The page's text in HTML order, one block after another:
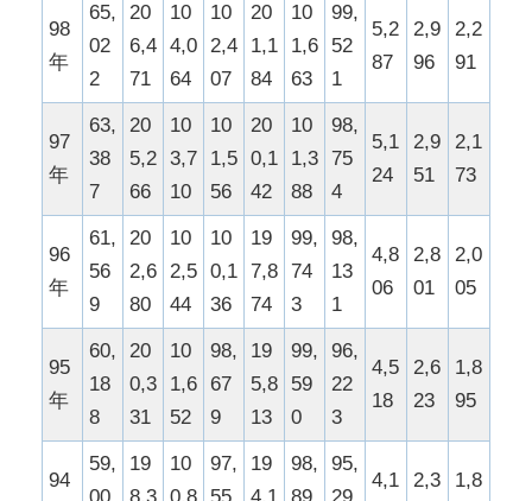
98
年
65,
02
2
20
6,4
71
10
4,0
64
10
2,4
07
20
1,1
84
10
1,6
63
99,
52
1
5,2
87
2,9
96
2,2
91
97
年
63,
38
7
20
5,2
66
10
3,7
10
10
1,5
56
20
0,1
42
10
1,3
88
98,
75
4
5,1
24
2,9
51
2,1
73
96
年
61,
56
9
20
2,6
80
10
2,5
44
10
0,1
36
19
7,8
74
99,
74
3
98,
13
1
4,8
06
2,8
01
2,0
05
95
年
60,
18
8
20
0,3
31
10
1,6
52
98,
67
9
19
5,8
13
99,
59
0
96,
22
3
4,5
18
2,6
23
1,8
95
94
59,
19
10
97,
19
98,
95,
4,1
2,3
1,8